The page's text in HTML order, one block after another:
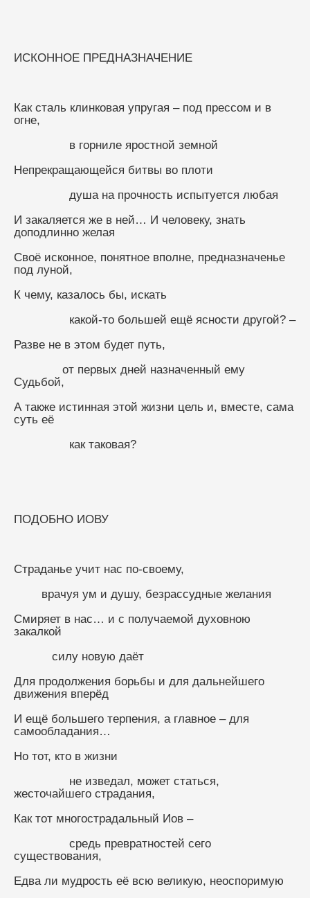
ИСКОННОЕ ПРЕДНАЗНАЧЕНИЕ
Как сталь клинковая упругая – под прессом и в
огне,
                в горниле яростной земной
Непрекращающейся битвы во плоти
                душа на прочность испытуется любая
И закаляется же в ней… И человеку, знать
доподлинно желая
Своё исконное, понятное вполне, предназначенье
под луной,
К чему, казалось бы, искать
                какой-то большей ещё ясности другой? –
Разве не в этом будет путь,
Судьбой,
А также истинная этой жизни цель и, вместе, сама
суть её
                как таковая?
ПОДОБНО ИОВУ
Страданье учит нас по-своему,
        врачуя ум и душу, безрассудные желания
Смиряет в нас… и с получаемой духовною
закалкой
           силу новую даёт
Для продолжения борьбы и для дальнейшего
движения вперёд
И ещё большего терпения, а главное – для
самообладания…
Но тот, кто в жизни
жесточайшего страдания,
Как тот многострадальный Иов –
существования,
Едва ли мудрость её всю великую, неоспоримую